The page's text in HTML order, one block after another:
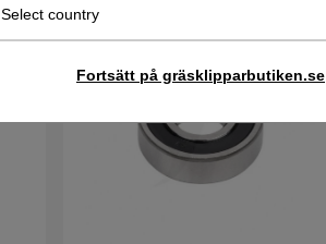
Select country
Fortsätt på gräsklipparbutiken.se